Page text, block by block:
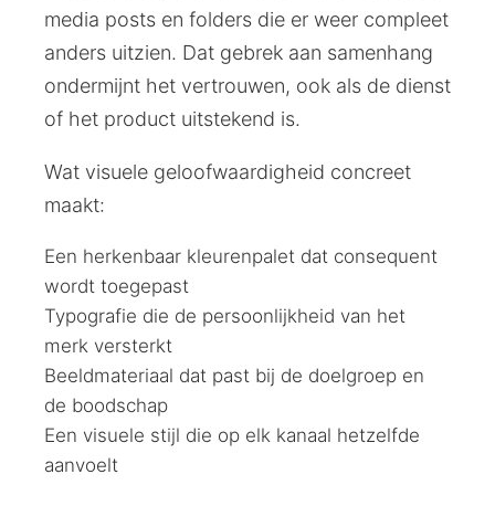
media posts en folders die er weer compleet
anders uitzien. Dat gebrek aan samenhang
ondermijnt het vertrouwen, ook als de dienst
of het product uitstekend is.
Wat visuele geloofwaardigheid concreet
maakt:
Een herkenbaar kleurenpalet dat consequent
wordt toegepast
Typografie die de persoonlijkheid van het
merk versterkt
Beeldmateriaal dat past bij de doelgroep en
de boodschap
Een visuele stijl die op elk kanaal hetzelfde
aanvoelt